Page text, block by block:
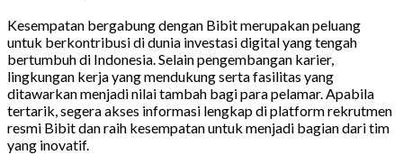
Kesempatan bergabung dengan Bibit merupakan peluang
untuk berkontribusi di dunia investasi digital yang tengah
bertumbuh di Indonesia. Selain pengembangan karier,
lingkungan kerja yang mendukung serta fasilitas yang
ditawarkan menjadi nilai tambah bagi para pelamar. Apabila
tertarik, segera akses informasi lengkap di platform rekrutmen
resmi Bibit dan raih kesempatan untuk menjadi bagian dari tim
yang inovatif.